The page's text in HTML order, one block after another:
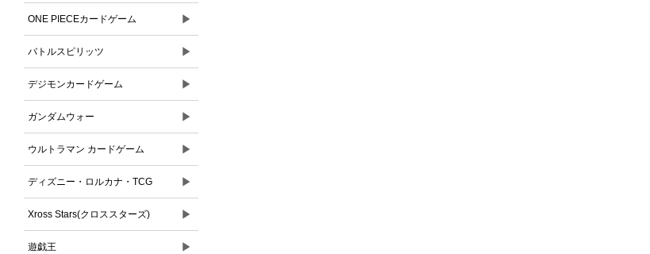
ルド
ONE PIECEカードゲーム ▶
バトルスピリッツ ▶
デジモンカードゲーム ▶
ガンダムウォー ▶
ウルトラマン カードゲーム ▶
ディズニー・ロルカナ・TCG ▶
Xross Stars(クロススターズ) ▶
遊戯王 ▶